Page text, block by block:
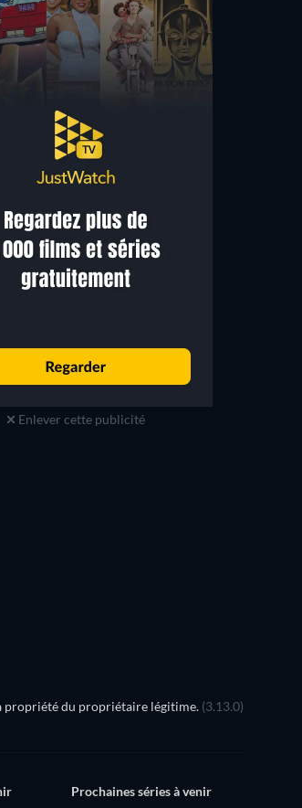
Enlever cette publicité
Logan
propriété du propriétaire légitime. (3.13.0)
Prochaines séries à venir